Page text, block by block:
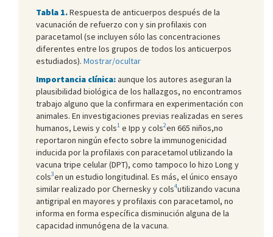
Tabla 1.Respuesta de anticuerpos después de la
vacunación de refuerzo con y sin profilaxis con
paracetamol (se incluyen sólo las concentraciones
diferentes entre los grupos de todos los anticuerpos
estudiados). Mostrar/ocultar
Importancia clínica:aunque los autores aseguran la
plausibilidad biológica de los hallazgos, no encontramos
trabajo alguno que la confirmara en experimentación con
animales. En investigaciones previas realizadas en seres
humanos, Lewis y cols1 e Ipp y cols2en 665 niños,no
reportaron ningún efecto sobre la immunogenicidad
inducida por la profilaxis con paracetamol utilizando la
vacuna tripe celular (DPT), como tampoco lo hizo Long y
cols3en un estudio longitudinal. Es más, el único ensayo
similar realizado por Chernesky y cols4utilizando vacuna
antigripal en mayores y profilaxis con paracetamol, no
informa en forma específica disminución alguna de la
capacidad inmunógena de la vacuna.